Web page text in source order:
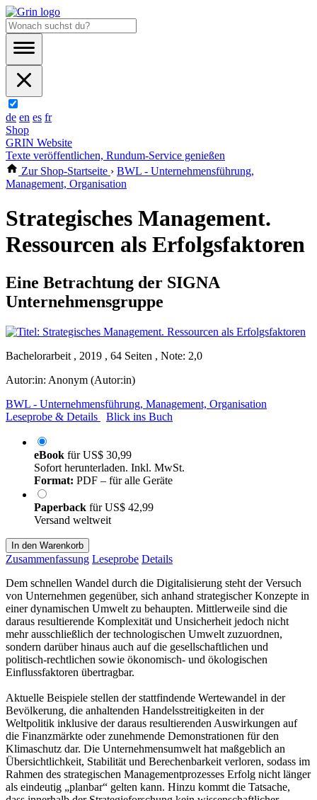
de en es fr
Shop
GRIN Website
Texte veröffentlichen, Rundum-Service genießen
Zur Shop-Startseite › BWL - Unternehmensführung,
Management, Organisation
Strategisches Management.
Ressourcen als Erfolgsfaktoren
Eine Betrachtung der SIGNA
Unternehmensgruppe
Bachelorarbeit , 2019 , 64 Seiten , Note: 2,0
Autor:in: Anonym (Autor:in)
BWL - Unternehmensführung, Management, Organisation
Leseprobe & Details
Blick ins Buch
eBook fürUS$ 30,99
Sofort herunterladen. Inkl. MwSt.
Format: PDF – für alle Geräte
Paperback fürUS$ 42,99
Versand weltweit
In den Warenkorb
Zusammenfassung Leseprobe Details
Dem schnellen Wandel durch die Digitalisierung steht der Versuch
von Unternehmen gegenüber, sich anhand strategischer Konzepte in
einer dynamischen Umwelt zu behaupten. Mittlerweile sind die
daraus resultierende Komplexität und Unsicherheit jedoch nicht
mehr ausschließlich der technologischen Umwelt zuzuordnen,
sondern darüber hinaus auch auf die gesellschaftlichen und
politisch-rechtlichen sowie ökonomisch- und ökologischen
Einflussfaktoren übertragbar.
Aktuelle Beispiele stellen der stattfindende Wertewandel in der
Bevölkerung, die anhaltenden Handelsstreitigkeiten in der
Weltpolitik inklusive der daraus resultierenden Auswirkungen auf
die Finanzmärkte oder zunehmende Demonstrationen für den
Klimaschutz dar. Die Unternehmensumwelt hat maßgeblich an
Übersichtlichkeit, Stabilität und Berechenbarkeit verloren, sodass im
Rahmen des strategischen Managementprozesses Erfolg nicht länger
als eindeutig „planbar“ gelten kann. Hinzu kommt die Tatsache,